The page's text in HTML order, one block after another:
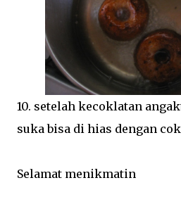
10. setelah kecoklatan
suka bisa di hias dengan
Selamat menikmatin